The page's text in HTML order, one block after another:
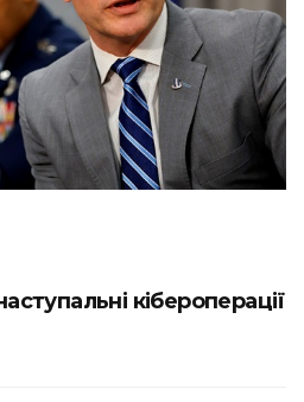
кібероперації